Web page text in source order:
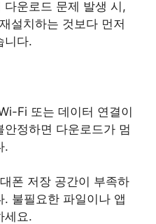
운로드 문제 발생 시,
설치하는 것보다 먼저
니다.
Fi 또는 데이터 연결이
정하면 다운로드가 멈
.
폰 저장 공간이 부족하
불필요한 파일이나 앱
세요.